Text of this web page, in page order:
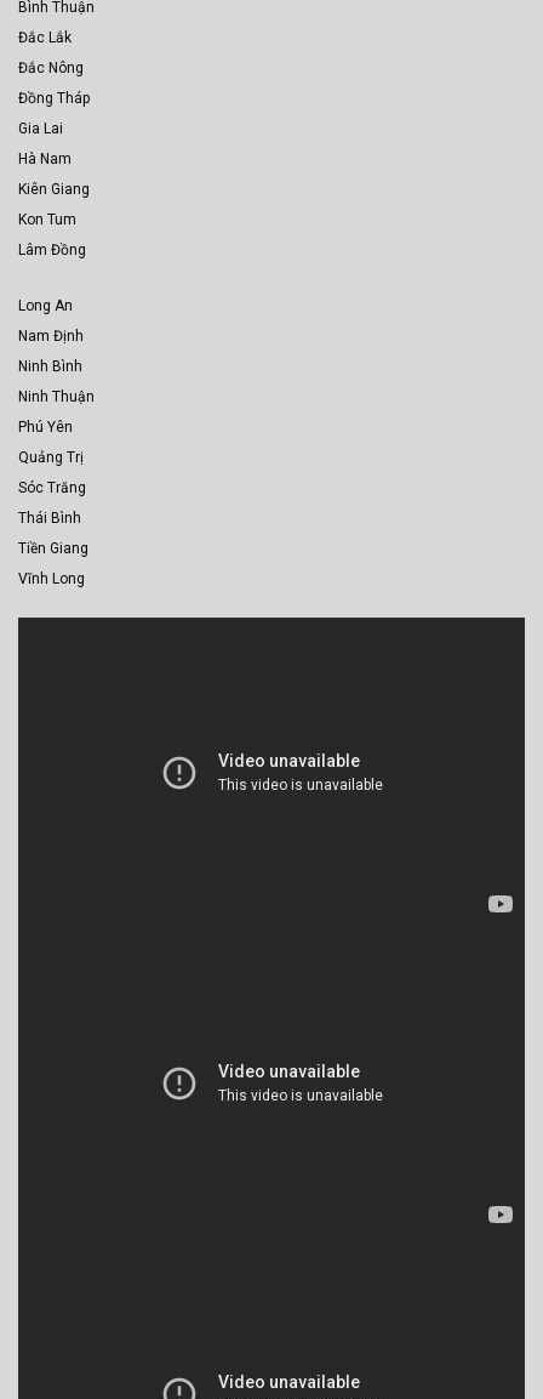
Bình Thuận
Đắc Lắk
Đắc Nông
Đồng Tháp
Gia Lai
Hà Nam
Kiên Giang
Kon Tum
Lâm Đồng
Long An
Nam Định
Ninh Bình
Ninh Thuận
Phú Yên
Quảng Trị
Sóc Trăng
Thái Bình
Tiền Giang
Vĩnh Long